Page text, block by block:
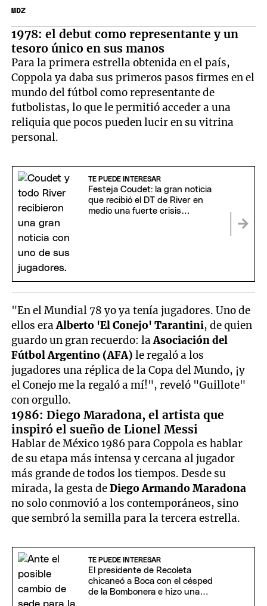
MDZ
1978: el debut como representante y un
tesoro único en sus manos
Para la primera estrella obtenida en el país,
Coppola ya daba sus primeros pasos firmes en el
mundo del fútbol como representante de
futbolistas, lo que le permitió acceder a una
reliquia que pocos pueden lucir en su vitrina
personal.
TE PUEDE INTERESAR
Festeja Coudet: la gran noticia
que recibió el DT de River en
medio una fuerte crisis
"En el Mundial 78 yo ya tenía jugadores. Uno de
ellos eraAlberto 'El Conejo' Tarantini, de quien
guardo un gran recuerdo: laAsociación del
Fútbol Argentino (AFA)le regaló a los
jugadores una réplica de la Copa del Mundo, ¡y
el Conejo me la regaló a mí!", reveló "Guillote"
con orgullo.
1986: Diego Maradona, el artista que
inspiró el sueño de Lionel Messi
Hablar de México 1986 para Coppola es hablar
de su etapa más intensa y cercana al jugador
más grande de todos los tiempos. Desde su
mirada, la gesta deDiego Armando Maradona
no solo conmovió a los contemporáneos, sino
que sembró la semilla para la tercera estrella.
TE PUEDE INTERESAR
El presidente de Recoleta
chicaneó a Boca con el césped
de la Bombonera e hizo una